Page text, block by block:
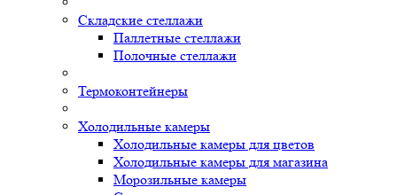
Складские стеллажи
Паллетные стеллажи
Полочные стеллажи
Термоконтейнеры
Холодильные камеры
Холодильные камеры для цветов
Холодильные камеры для магазина
Морозильные камеры